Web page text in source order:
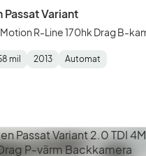
Variant
R-Line 170hk Drag B-
:
mil 2013
Automat